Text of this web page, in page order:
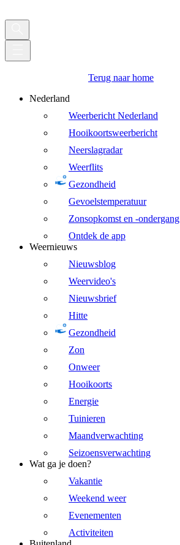
Terug naar home
Nederland
Weerbericht Nederland
Hooikoortsweerbericht
Neerslagradar
Weerflits
Gezondheid
Gevoelstemperatuur
Zonsopkomst en -ondergang
Ontdek de app
Weernieuws
Nieuwsblog
Weervideo's
Nieuwsbrief
Hitte
Gezondheid
Zon
Onweer
Hooikoorts
Energie
Tuinieren
Maandverwachting
Seizoensverwachting
Wat ga je doen?
Vakantie
Weekend weer
Evenementen
Activiteiten